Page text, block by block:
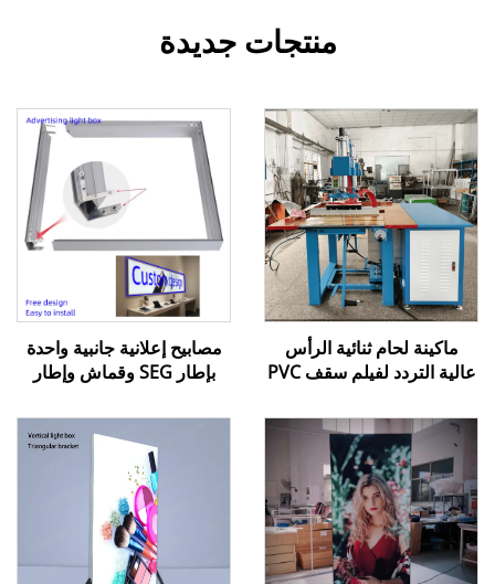
منتجات جديدة
ماكينة لحام ثنائية الرأس
عالية التردد لفيلم سقف PVC
مصابيح إعلانية جانبية واحدة
بإطار SEG وقماش وإطار
المجمعات التجارية